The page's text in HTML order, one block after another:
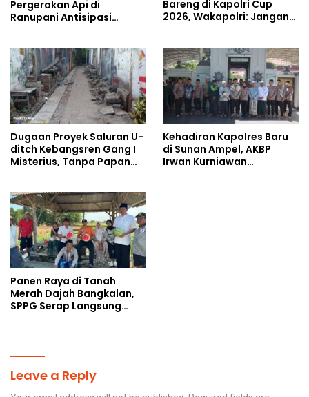
Pergerakan Api di
Ranupani Antisipasi
Bareng di Kapolri Cup
2026, Wakapolri: Jangan
Dugaan Proyek Saluran U-
ditch Kebangsren Gang I
Misterius, Tanpa Papan
Kehadiran Kapolres Baru
di Sunan Ampel, AKBP
Irwan Kurniawan
Panen Raya di Tanah
Merah Dajah Bangkalan,
SPPG Serap Langsung
Leave a Reply